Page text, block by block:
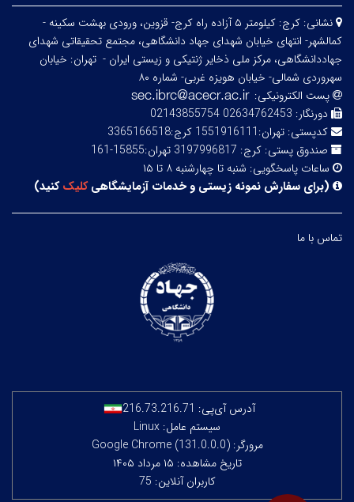
نشانی:
کرج: کیلومتر ۵ آزاده راه کرج- قزوین، ورودی بهشت سکینه -
کمالشهر- انتهای خیابان شهدای جهاد دانشگاهی، مجتمع تحقیقاتی شهدای
جهاددانشگاهی، مرکز ملی ذخایر ژنتیکی و زیستی ایران - تهران: خیابان
سهروردی شمالی- خیابان هویزه غربی- شماره ۸۰
پست الکترونیکی:
دورنگار: 02634762453 02143855754
کدپستی: تهران:1551916111 کرج:3365166518
صندوق پستی: کرج: 3197996817 تهران:15855-161
ساعات پاسخگویی: شنبه تا چهارشنبه ۸ تا ۱۵
(برای سفارش نمونه زیستی و خدمات آزمایشگاهیکلیککنید)
تماس با ما
آدرس آی‌پی: 216.73.216.71
سیستم عامل: Linux
مرورگر: Google Chrome (131.0.0.0)
تاریخ مشاهده: ۱۵ مرداد ۱۴۰۵
کاربران آنلاین: 75